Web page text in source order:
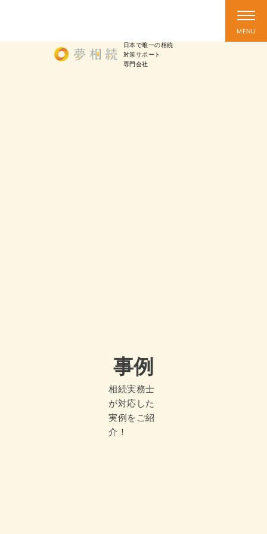
日本で唯一の相続
対策サポート
専門会社
事例
相続実務士
が対応した
実例をご紹
介！